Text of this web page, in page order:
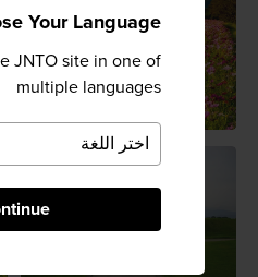
Your Language
JNTO site in one of
multiple languages